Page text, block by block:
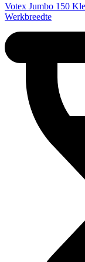
Votex Jumbo 150
Werkbreedte